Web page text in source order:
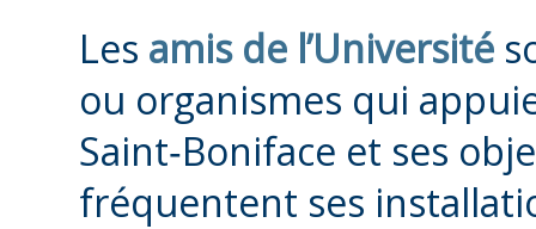
Les amis de l’Université
ou organismes qui
Saint‑Boniface et ses
fréquentent ses